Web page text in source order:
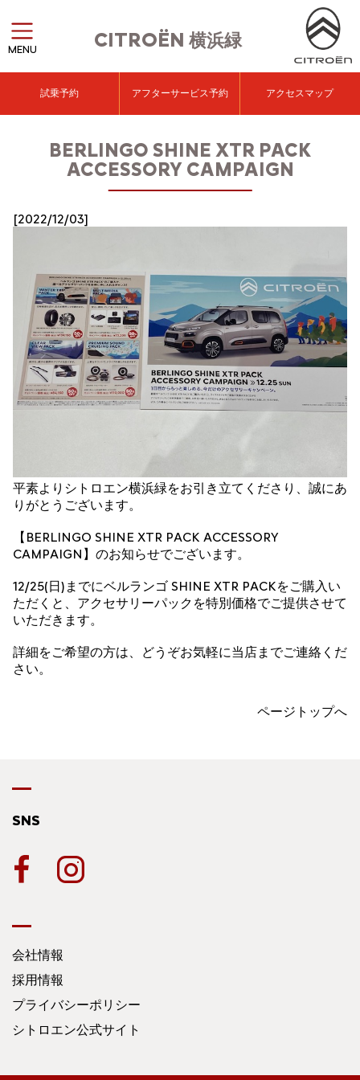
CITROËN 横浜緑
MENU
試乗予約 アフターサービス予約 アクセスマップ
BERLINGO SHINE XTR PACK
ACCESSORY CAMPAIGN
[2022/12/03]
平素よりシトロエン横浜緑をお引き立てくださり、誠にあ
りがとうございます。
【BERLINGO SHINE XTR PACK ACCESSORY
CAMPAIGN】のお知らせでございます。
12/25(日)までにベルランゴ SHINE XTR PACKをご購入い
ただくと、アクセサリーパックを特別価格でご提供させて
いただきます。
詳細をご希望の方は、どうぞお気軽に当店までご連絡くだ
さい。
ページトップへ
SNS
会社情報
採用情報
プライバシーポリシー
シトロエン公式サイト